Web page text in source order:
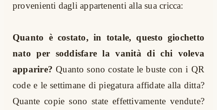
provenienti dagli appartenenti alla sua cricca:
Quanto è costato, in totale, questo giochetto
nato per soddisfare la vanità di chi voleva
apparire? Quanto sono costate le buste con i QR
code e le settimane di piegatura affidate alla ditta?
Quante copie sono state effettivamente vendute?